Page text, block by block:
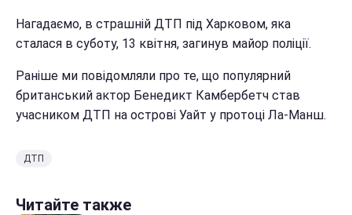
Нагадаємо, в страшній ДТП під Харковом, яка
сталася в суботу, 13 квітня, загинув майор поліції.
Раніше ми повідомляли про те, що популярний
британський актор Бенедикт Камбербетч став
учасником ДТП на острові Уайт у протоці Ла-Манш.
ДТП
Читайте также